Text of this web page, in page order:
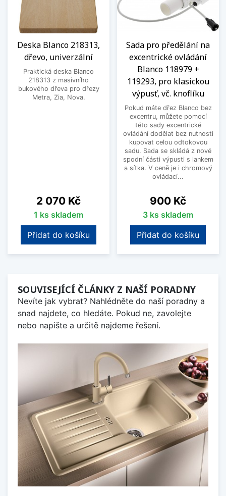
Deska Blanco 218313,
dřevo, univerzální
Praktická deska Blanco
218313 z masivního
bukového dřeva pro dřezy
Metra, Zia, Nova.
Cena
2 070 Kč
1 ks skladem
Přidat do košíku
Sada pro předělání na
excentrické ovládání
Blanco 118979 +
119293, pro klasickou
výpusť, vč. knoflíku
Pokud máte dřez Blanco bez
excentru, můžete pomocí
této sady excentrické
ovládání dodělat bez nutnosti
kupovat celou odtokovou
sadu. Sada se skládá z nové
spodní části výpusti s lankem
a sítka. V ceně je i chromový
ovládací...
Cena
900 Kč
3 ks skladem
Přidat do košíku
SOUVISEJÍCÍ ČLÁNKY Z NAŠÍ PORADNY
Nevíte jak vybrat? Nahlédněte do naší poradny a
snad najdete, co hledáte. Pokud ne, zavolejte
nebo napište a určitě najdeme řešení.